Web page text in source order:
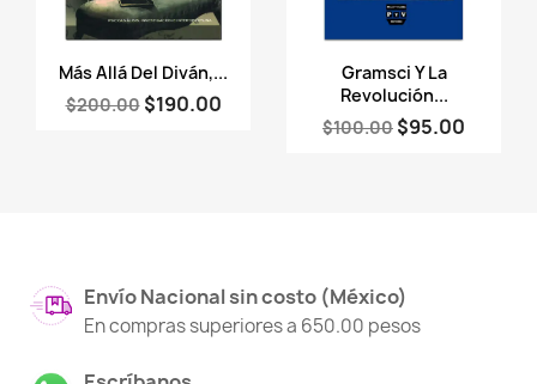
Vista rápida
Más Allá Del Diván,...
$200.00 $190.00
Vista rápida
Gramsci Y La
Revolución...
$100.00 $95.00
Envío Nacional sin costo (México)
En compras superiores a 650.00 pesos